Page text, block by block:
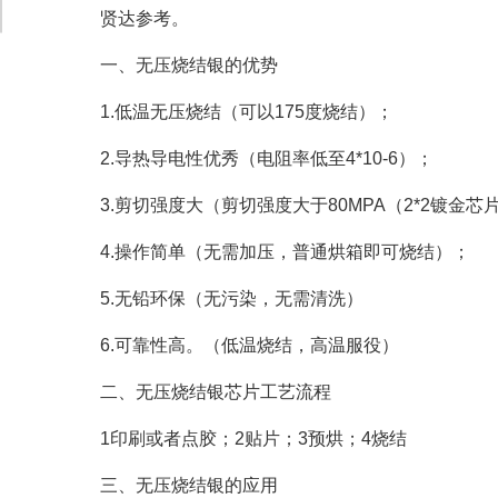
贤达参考。
一、无压烧结银的优势
1.低温无压烧结（可以175度烧结）；
2.导热导电性优秀（电阻率低至4*10-6）；
3.剪切强度大（剪切强度大于80MPA（2*2镀金芯
4.操作简单（无需加压，普通烘箱即可烧结）；
5.无铅环保（无污染，无需清洗）
6.可靠性高。（低温烧结，高温服役）
二、无压烧结银芯片工艺流程
1印刷或者点胶；2贴片；3预烘；4烧结
三、无压烧结银的应用